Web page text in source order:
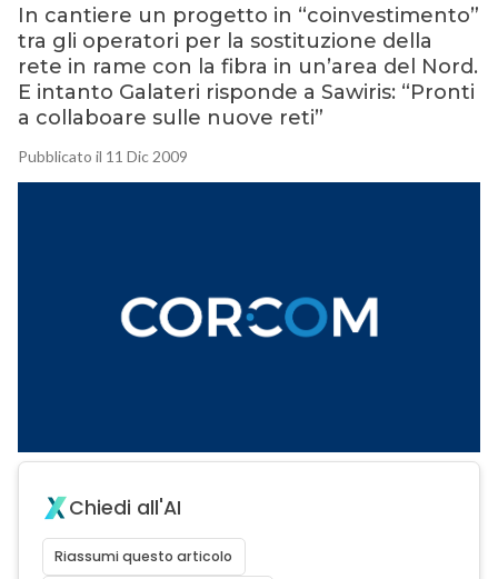
In cantiere un progetto in “coinvestimento”
tra gli operatori per la sostituzione della
rete in rame con la fibra in un’area del Nord.
E intanto Galateri risponde a Sawiris: “Pronti
a collaboare sulle nuove reti”
Pubblicato il 11 Dic 2009
Chiedi all'AI
Riassumi questo articolo